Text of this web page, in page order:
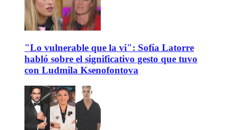
"Lo vulnerable que la vi": Sofía Latorre
habló sobre el significativo gesto que tuvo
con Ludmila Ksenofontova